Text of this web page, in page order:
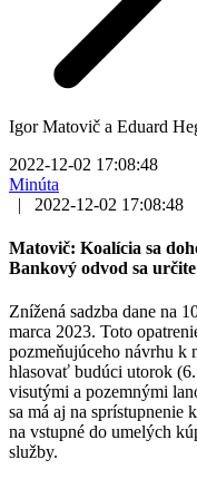
Igor Matovič a Eduard
2022-12-02 17:08:48
Minúta
|
2022-12-02 17:08:48
Matovič: Koalícia sa
Bankový odvod sa
Znížená sadzba dane na
marca 2023. Toto
pozmeňujúceho návrhu k
hlasovať budúci utorok
visutými a pozemnými
sa má aj na sprístupnenie
na vstupné do umelých
služby.